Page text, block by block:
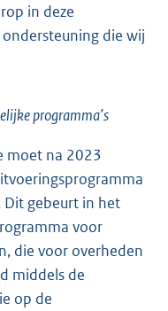
in deze
die wij
programma’s
moet na 2023
Dit gebeurt in het
voor
die voor overheden
middels de
op de